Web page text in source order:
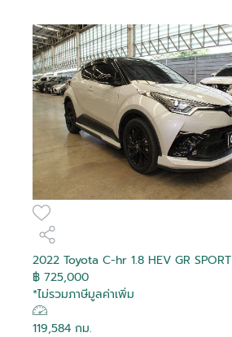
2022 Toyota C-hr 1.8 HEV GR SPORT
฿ 725,000
*ไม่รวมภาษีมูลค่าเพิ่ม
119,584 กม.